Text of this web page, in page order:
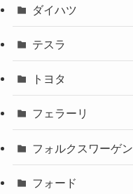
ダイハツ
テスラ
トヨタ
フェラーリ
フォルクスワーゲン
フォード